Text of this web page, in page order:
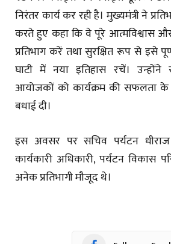
निरंतर कार्य कर रही है। मुख्यमंत्री ने
करते हुए कहा कि वे पूरे आत्मविश्वास
प्रतिभाग करें तथा सुरक्षित रूप से इसे
घाटी में नया इतिहास रचें। उन्होंने
आयोजकों को कार्यक्रम की सफलता
बधाई दी।
इस अवसर पर सचिव पर्यटन
कार्यकारी अधिकारी, पर्यटन विकास
अनेक प्रतिभागी मौजूद थे।